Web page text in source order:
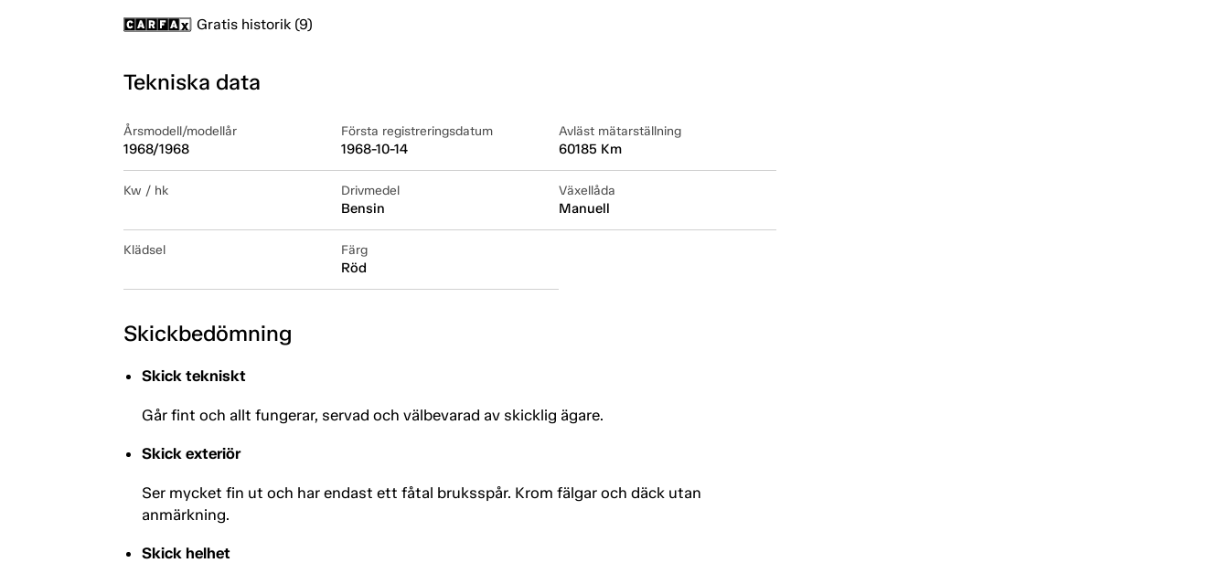
Gratis historik (9)
Tekniska data
Årsmodell/modellår
1968/1968
Första registreringsdatum
1968-10-14
Avläst mätarställning
60185 Km
Kw / hk Drivmedel
Bensin
Växellåda
Manuell
Klädsel Färg
Röd
Skickbedömning
Skick tekniskt
Går fint och allt fungerar, servad och välbevarad av skicklig ägare.
Skick exteriör
Ser mycket fin ut och har endast ett fåtal bruksspår. Krom fälgar och däck utan
anmärkning.
Skick helhet